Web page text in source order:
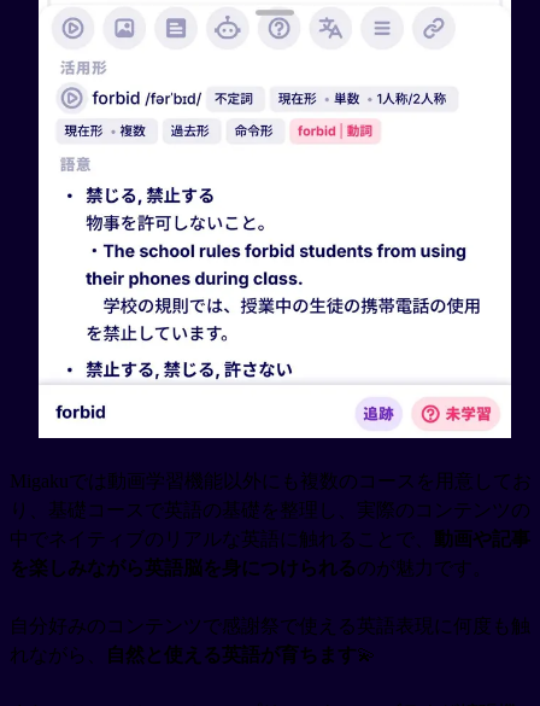
Migakuでは動画学習機能以外にも複数のコースを用意してお
り、基礎コースで英語の基礎を整理し、実際のコンテンツの
中でネイティブのリアルな英語に触れることで、 動画や記事
を楽しみながら英語脳を身につけられるのが魅力です。
自分好みのコンテンツで感謝祭で使える英語表現に何度も触
れながら、
自然と使える英語が育ちます💫